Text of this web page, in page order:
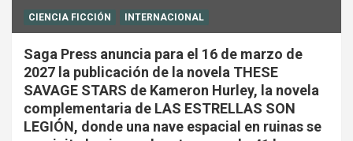
CIENCIA FICCIÓN INTERNACIONAL
Saga Press anuncia para el 16 de marzo de
2027 la publicación de la novela THESE
SAVAGE STARS de Kameron Hurley, la novela
complementaria de LAS ESTRELLAS SON
LEGIÓN, donde una nave espacial en ruinas se